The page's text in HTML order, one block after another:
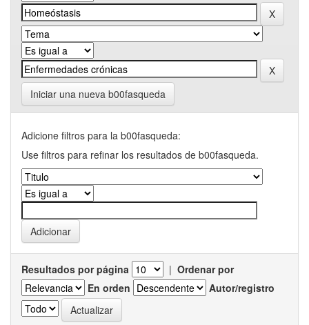
Iniciar una nueva b00fasqueda
Adicione filtros para la b00fasqueda:
Use filtros para refinar los resultados de b00fasqueda.
Resultados por página | Ordenar por
En orden
Autor/registro